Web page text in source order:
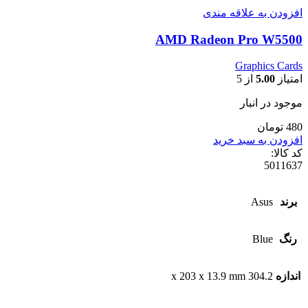
افزودن به علاقه مندی
AMD Radeon Pro W5500
Graphics Cards
امتیاز 5.00 از 5
موجود در انبار
480 تومان
افزودن به سبد خرید
کد کالا:
5011637
برند Asus
رنگ Blue
اندازه 304.2 x 203 x 13.9 mm